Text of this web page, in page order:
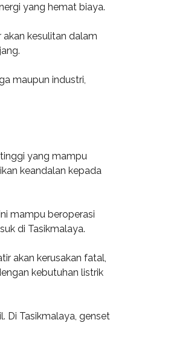
yang hemat biaya.
kesulitan dalam
maupun industri,
yang mampu
keandalan kepada
mampu beroperasi
di Tasikmalaya.
akan kerusakan fatal,
kebutuhan listrik
Di Tasikmalaya, genset